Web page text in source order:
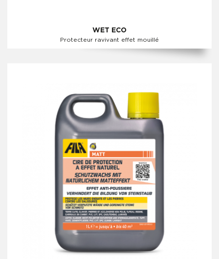
WET ECO
Protecteur ravivant effet mouillé